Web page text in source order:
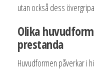
utan också dess
Olika
prestanda
Huvudformen påverkar i